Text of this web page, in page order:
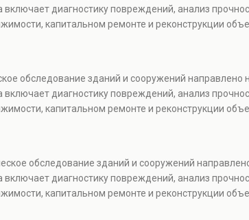
включает диагностику повреждений, анализ
капитальном ремонте и реконструкции
обследование зданий и сооружений
включает диагностику повреждений, анализ
капитальном ремонте и реконструкции
обследование зданий и сооружений
включает диагностику повреждений, анализ
капитальном ремонте и реконструкции